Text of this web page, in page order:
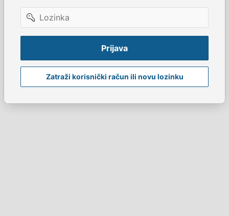
Lozinka
Prijava
Zatraži korisnički račun ili novu lozinku